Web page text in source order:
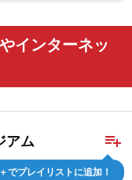
インターネッ
playlist_add
＋でプレイリストに追加！
アム